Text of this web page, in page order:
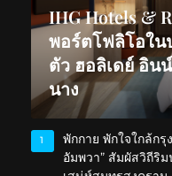
IHG Hotels &
พอร์ตโฟลิโอใน
ตัว ฮอลิเดย์ อิน
นาง
1
พักกาย พักใจใกล้ก
อัมพวา” สัมผัสวิถีริ